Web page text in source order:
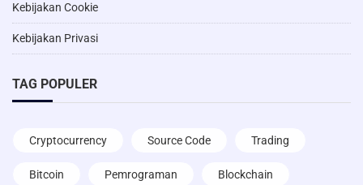
Kebijakan Cookie
Kebijakan Privasi
TAG POPULER
Cryptocurrency Source Code Trading
Bitcoin Pemrograman Blockchain